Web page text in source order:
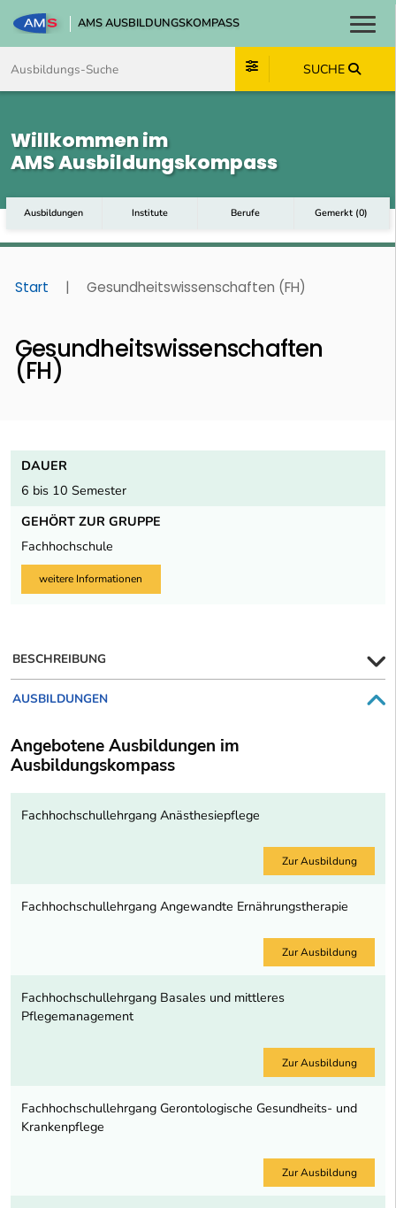
AMS AUSBILDUNGSKOMPASS
SUCHE
Willkommen im
AMS Ausbildungskompass
Ausbildungen Institute Berufe Gemerkt (0)
Start | Gesundheitswissenschaften (FH)
Gesundheitswissenschaften
(FH)
DAUER
6 bis 10 Semester
GEHÖRT ZUR GRUPPE
Fachhochschule
weitere Informationen
BESCHREIBUNG
AUSBILDUNGEN
Angebotene Ausbildungen im
Ausbildungskompass
Fachhochschullehrgang Anästhesiepflege
Zur Ausbildung
Fachhochschullehrgang Angewandte Ernährungstherapie
Zur Ausbildung
Fachhochschullehrgang Basales und mittleres
Pflegemanagement
Zur Ausbildung
Fachhochschullehrgang Gerontologische Gesundheits- und
Krankenpflege
Zur Ausbildung